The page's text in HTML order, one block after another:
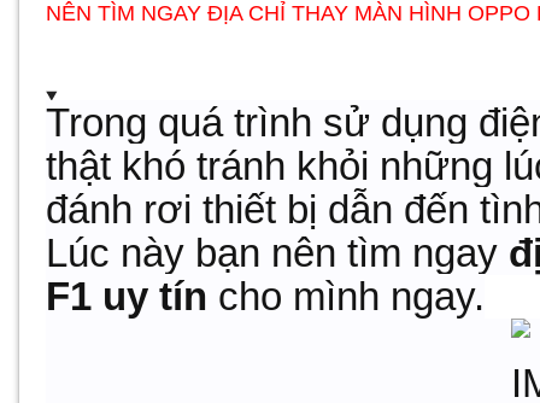
NÊN TÌM NGAY ĐỊA CHỈ THAY MÀN HÌNH OPPO
Trong quá trình sử dụng
thật khó tránh khỏi những
đánh rơi thiết bị dẫn đến
Lúc này bạn nên tìm ngay
F1 uy tín cho mình ngay.